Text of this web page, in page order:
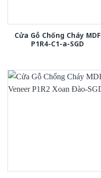
Cửa Gỗ Chống Cháy MDF
P1R4-C1-a-SGD